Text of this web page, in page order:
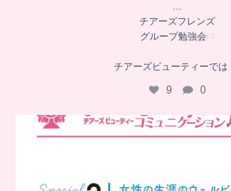
…
チアーズフレンズ
グループ勉強会
チアーズビューティーでは
9 0
..
8